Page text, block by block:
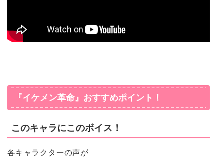
『イケメン革命』おすすめポイント！
このキャラにこのボイス！
各キャラクターの声が